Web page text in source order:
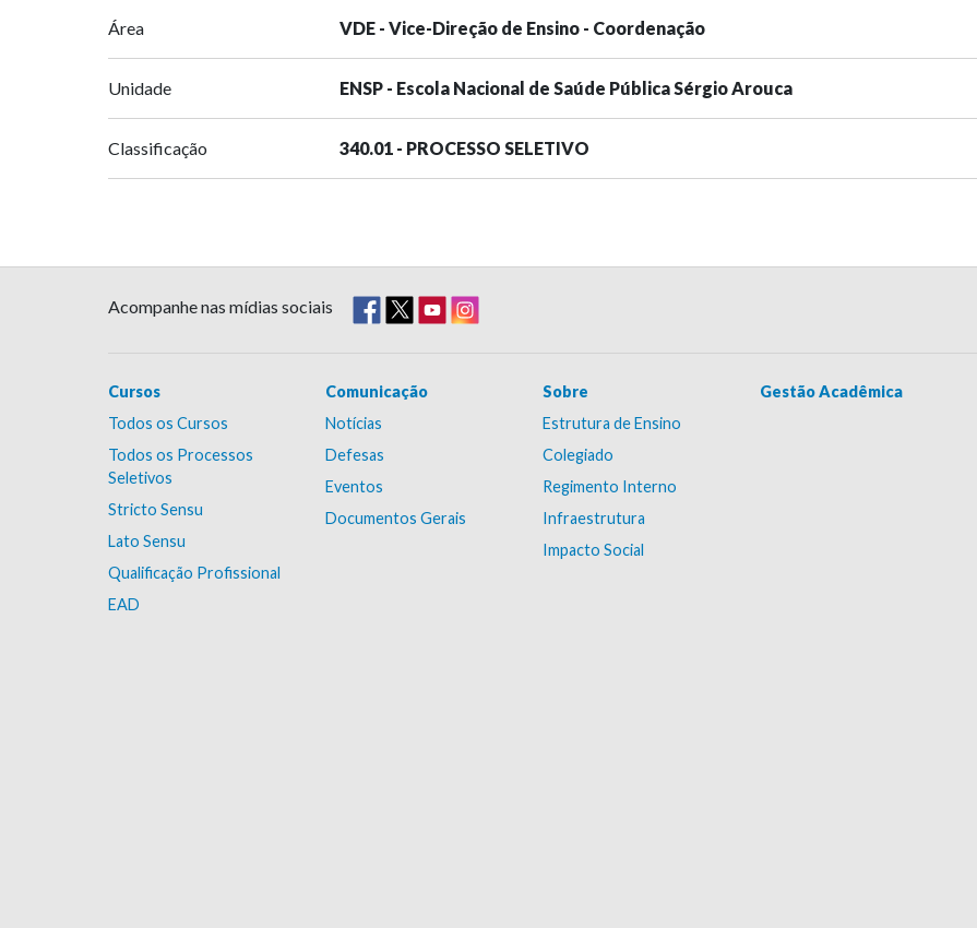
Área VDE - Vice-Direção de Ensino - Coordenação
Unidade ENSP - Escola Nacional de Saúde Pública Sérgio Arouca
Classificação 340.01 - PROCESSO SELETIVO
Acompanhe nas mídias sociais
Cursos
Todos os Cursos
Todos os Processos
Seletivos
Stricto Sensu
Lato Sensu
Qualificação Profissional
EAD
Comunicação
Notícias
Defesas
Eventos
Documentos Gerais
Sobre
Estrutura de Ensino
Colegiado
Regimento Interno
Infraestrutura
Impacto Social
Gestão Acadêmica